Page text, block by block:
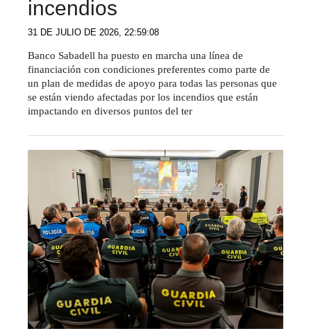
incendios
31 DE JULIO DE 2026, 22:59:08
Banco Sabadell ha puesto en marcha una línea de
financiación con condiciones preferentes como parte de
un plan de medidas de apoyo para todas las personas que
se están viendo afectadas por los incendios que están
impactando en diversos puntos del ter